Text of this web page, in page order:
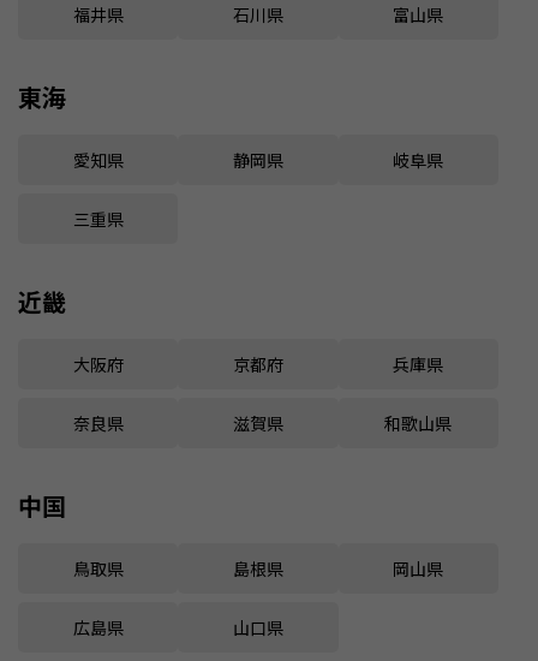
福井県 石川県 富山県
東海
愛知県 静岡県 岐阜県
三重県
近畿
大阪府 京都府 兵庫県
奈良県 滋賀県 和歌山県
中国
鳥取県 島根県 岡山県
広島県 山口県